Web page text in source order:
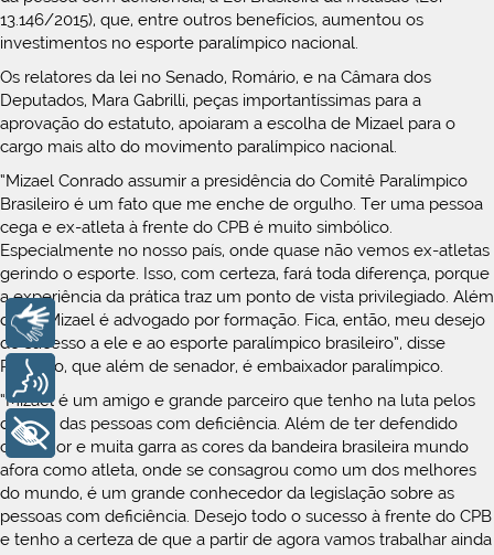
13.146/2015), que, entre outros benefícios, aumentou os
investimentos no esporte paralímpico nacional.
Os relatores da lei no Senado, Romário, e na Câmara dos
Deputados, Mara Gabrilli, peças importantíssimas para a
aprovação do estatuto, apoiaram a escolha de Mizael para o
cargo mais alto do movimento paralímpico nacional.
“Mizael Conrado assumir a presidência do Comitê Paralímpico
Brasileiro é um fato que me enche de orgulho. Ter uma pessoa
cega e ex-atleta à frente do CPB é muito simbólico.
Especialmente no nosso país, onde quase não vemos ex-atletas
gerindo o esporte. Isso, com certeza, fará toda diferença, porque
a experiência da prática traz um ponto de vista privilegiado. Além
disso, Mizael é advogado por formação. Fica, então, meu desejo
de sucesso a ele e ao esporte paralímpico brasileiro”, disse
Romário, que além de senador, é embaixador paralímpico.
“Mizael é um amigo e grande parceiro que tenho na luta pelos
direitos das pessoas com deficiência. Além de ter defendido
com suor e muita garra as cores da bandeira brasileira mundo
afora como atleta, onde se consagrou como um dos melhores
do mundo, é um grande conhecedor da legislação sobre as
pessoas com deficiência. Desejo todo o sucesso à frente do CPB
e tenho a certeza de que a partir de agora vamos trabalhar ainda
Libras
Voz
+ Acessibilidade